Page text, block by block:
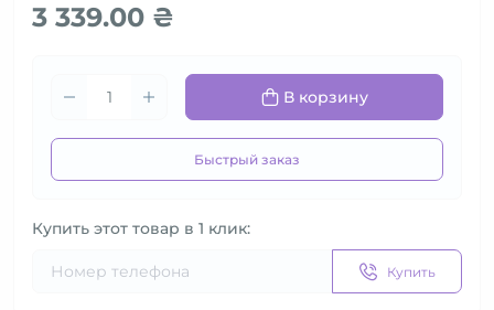
3 339.00 ₴
В корзину
Быстрый заказ
Купить этот товар в 1 клик:
Купить